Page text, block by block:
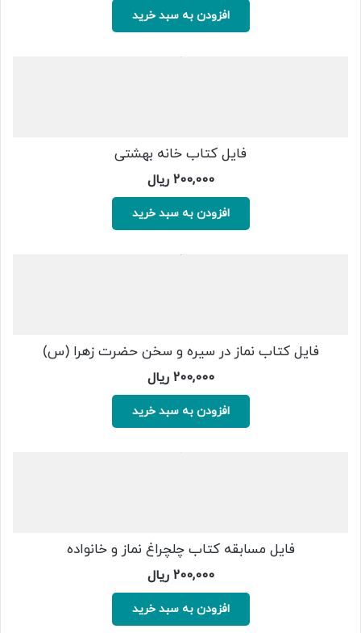
2,000,000 ریال
بود.
افزودن به سبد خرید
فایل کتاب خانه بهشتی
200,000 ریال
افزودن به سبد خرید
فایل کتاب نماز در سیره و سخن حضرت زهرا (س)
200,000 ریال
افزودن به سبد خرید
فایل مسابقه کتاب چلچراغ نماز و خانواده
200,000 ریال
افزودن به سبد خرید